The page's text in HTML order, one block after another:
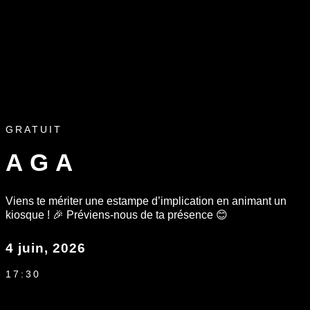
GRATUIT
AGA
Viens te mériter une estampe d’implication en animant un
kiosque ! 🎉 Préviens-nous de ta présence 😊
4 juin, 2026
17:30